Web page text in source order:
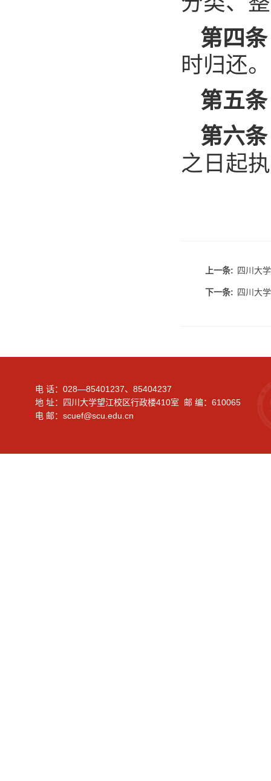
第四条
时归还。
第五条
第六条
之日起
上一条: 四川大
下一条: 四川大
电 话：028—85401237、85404237
地 址：四川大学望江校区行政楼410室 邮 编：610065
电 邮：scuef@scu.edu.cn